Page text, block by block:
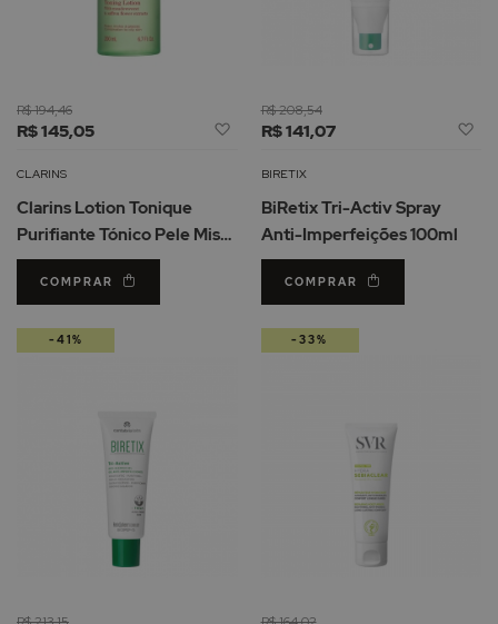
R$ 145,05
R$ 194,46
Adicionar
Lista
Desejos
CLARINS
Clarins Lotion Tonique
Purifiante Tónico Pele Mista
a Oleosa 200ml
COMPRAR
R$ 141,07
R$ 208,54
BIRETIX
BiRetix Tri-Activ Spray
Anti-Imperfeições 100ml
COMPRAR
-41% -33%